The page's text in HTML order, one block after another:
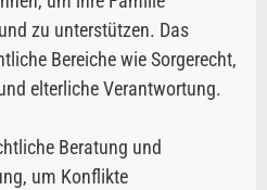
zu unterstützen. Das
Bereiche wie Sorgerecht,
elterliche Verantwortung.
Beratung und
um Konflikte